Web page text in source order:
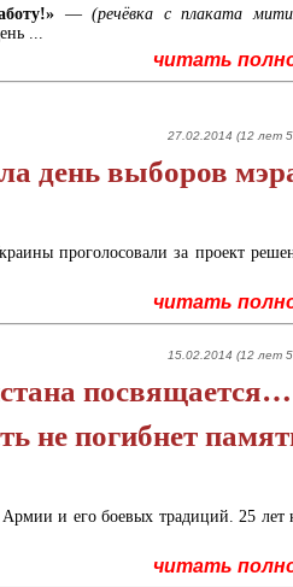
—(речёвка с плаката
...
читать
27.02.2014 (12 лет
день выборов
проголосовали за проект
читать
15.02.2014 (12 лет
не погибнет
и его боевых традиций. 25 лет
читать